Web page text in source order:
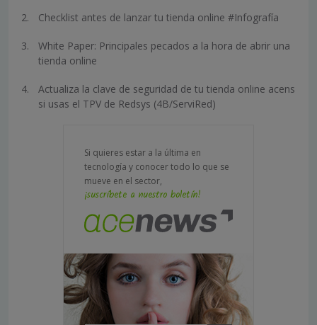
Checklist antes de lanzar tu tienda online #Infografía
White Paper: Principales pecados a la hora de abrir una
tienda online
Actualiza la clave de seguridad de tu tienda online acens
si usas el TPV de Redsys (4B/ServiRed)
Si quieres estar a la última en
tecnología y conocer todo lo que se
mueve en el sector,
¡suscríbete a nuestro boletín!